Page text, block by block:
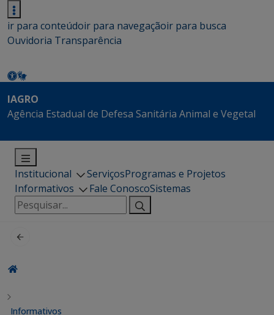
ir para conteúdoir para navegaçãoir para busca
Ouvidoria Transparência
IAGRO
Agência Estadual de Defesa Sanitária Animal e Vegetal
Institucional ServiçosProgramas e Projetos
Informativos
Fale ConoscoSistemas
Pesquisar
por:
Informativos